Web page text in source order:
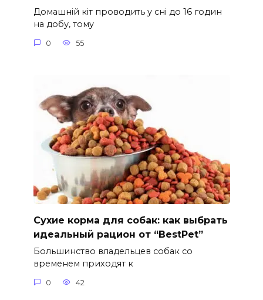
Домашній кіт проводить у сні до 16 годин
на добу, тому
0 55
Сухие корма для собак: как выбрать
идеальный рацион от “BestPet”
Большинство владельцев собак со
временем приходят к
0 42